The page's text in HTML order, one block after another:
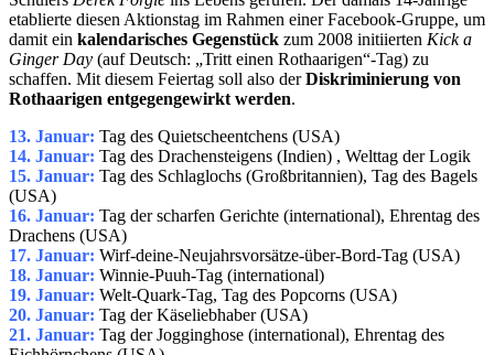
etablierte diesen Aktionstag im Rahmen einer Facebook-Gruppe, um
damit ein kalendarisches Gegenstück zum 2008 initiierten Kick a
Ginger Day (auf Deutsch: „Tritt einen Rothaarigen“-Tag) zu
schaffen. Mit diesem Feiertag soll also derDiskriminierung von
Rothaarigen entgegengewirkt werden.
13. Januar: Tag des Quietscheentchens (USA)
14. Januar: Tag des Drachensteigens (Indien) , Welttag der Logik
15. Januar: Tag des Schlaglochs (Großbritannien), Tag des Bagels
(USA)
16. Januar: Tag der scharfen Gerichte (international), Ehrentag des
Drachens (USA)
17. Januar: Wirf-deine-Neujahrsvorsätze-über-Bord-Tag (USA)
18. Januar: Winnie-Puuh-Tag (international)
19. Januar: Welt-Quark-Tag, Tag des Popcorns (USA)
20. Januar: Tag der Käseliebhaber (USA)
21. Januar: Tag der Jogginghose (international), Ehrentag des